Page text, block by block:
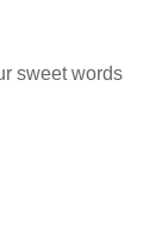
sweet words